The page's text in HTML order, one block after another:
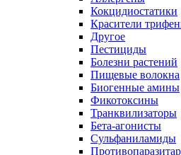
Кокцидиостатики
Красители
Другое
Пестициды
Болезни растений
Пищевые волокна
Биогенные амины
Фикотоксины
Транквилизаторы
Бета-агонисты
Сульфаниламиды